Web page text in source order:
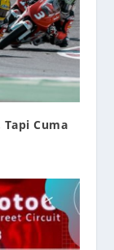
Cuma